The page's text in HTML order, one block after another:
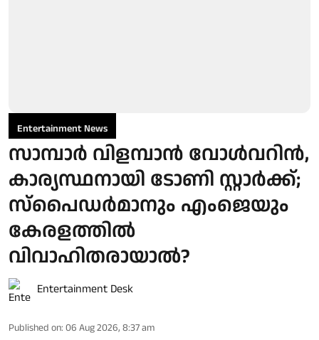
Entertainment News
സാമ്പാർ വിളമ്പാൻ വോൾവറിൻ,
കാര്യസ്ഥനായി ടോണി സ്റ്റാർക്ക്;
സ്പൈഡർമാനും എംജെയും
കേരളത്തിൽ
വിവാഹിതരായാൽ?
Entertainment Desk
Published on: 06 Aug 2026, 8:37 am